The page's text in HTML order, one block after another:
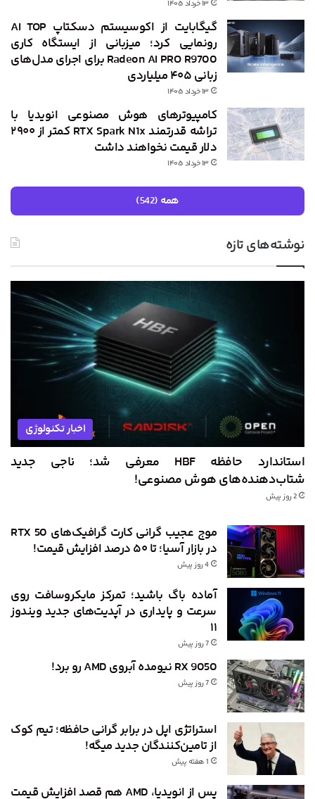
۱۳ خرداد ۱۴۰۵
گیگابایت از اکوسیستم دسکتاپ AI TOP
رونمایی کرد؛ میزبانی از ایستگاه کاری
Radeon AI PRO R9700 برای اجرای مدل‌های
زبانی ۴۰۵ میلیاردی
۱۳ خرداد ۱۴۰۵
کامپیوترهای هوش مصنوعی انویدیا با
تراشه قدرتمند RTX Spark N1x کمتر از ۲۹۰۰
دلار قیمت نخواهند داشت
۱۳ خرداد ۱۴۰۵
همه (542)
نوشته‌های تازه
اخبار تکنولوژی
استاندارد حافظه HBF معرفی شد؛ ناجی جدید
شتاب‌دهنده‌های هوش مصنوعی!
2 روز پیش
موج عجیب گرانی کارت گرافیک‌های RTX 50
در بازار آسیا؛ تا ۵۰ درصد افزایش قیمت!
4 روز پیش
آماده باگ باشید؛ تمرکز مایکروسافت روی
سرعت و پایداری در آپدیت‌های جدید ویندوز
۱۱
7 روز پیش
RX 9050 نیومده آبروی AMD رو برد!
7 روز پیش
استراتژی اپل در برابر گرانی حافظه؛ تیم کوک
از تامین‌کنندگان جدید میگه!
1 هفته پیش
پس از انویدیا، AMD هم قصد افزایش قیمت